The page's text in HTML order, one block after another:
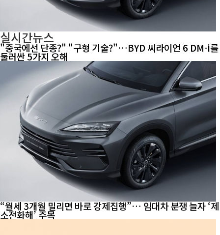
실시간뉴스
"중국에선 단종?" "구형 기술?"…BYD 씨라이언 6 DM-i를
둘러싼 5가지 오해
“월세 3개월 밀리면 바로 강제집행”… 임대차 분쟁 늘자 ‘제
소전화해’ 주목